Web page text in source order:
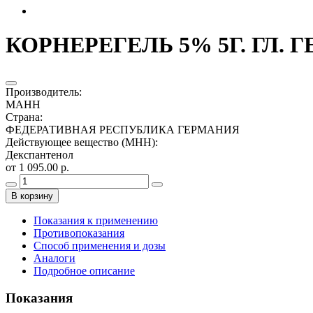
КОРНЕРЕГЕЛЬ 5% 5Г. ГЛ.
Производитель:
МАНН
Страна:
ФЕДЕРАТИВНАЯ РЕСПУБЛИКА ГЕРМАНИЯ
Действующее вещество (МНН):
Декспантенол
от 1 095.00 р.
В корзину
Показания к применению
Противопоказания
Способ применения и дозы
Аналоги
Подробное описание
Показания